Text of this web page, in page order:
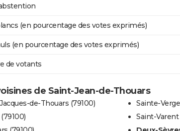
(en pourcentage des votes exprimés)
(en pourcentage des votes exprimés)
de votants
de Saint-Jean-de-Thouars
de-Thouars (79100)
Sainte-
Saint-Varent